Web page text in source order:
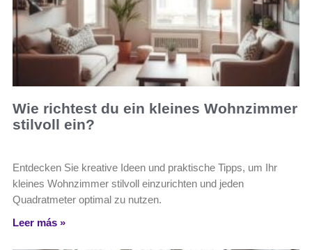
Wie richtest du ein kleines Wohnzimmer
stilvoll ein?
Entdecken Sie kreative Ideen und praktische Tipps, um Ihr
kleines Wohnzimmer stilvoll einzurichten und jeden
Quadratmeter optimal zu nutzen.
Leer más »